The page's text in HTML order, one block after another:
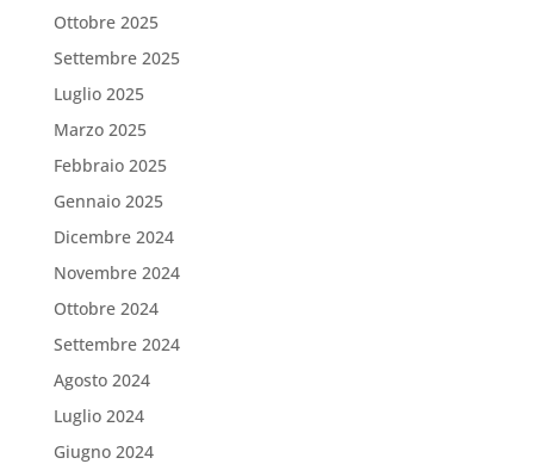
Ottobre 2025
Settembre 2025
Luglio 2025
Marzo 2025
Febbraio 2025
Gennaio 2025
Dicembre 2024
Novembre 2024
Ottobre 2024
Settembre 2024
Agosto 2024
Luglio 2024
Giugno 2024